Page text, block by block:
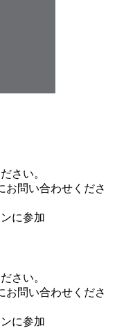
さい。
お問い合わせくださ
に参加
さい。
お問い合わせくださ
に参加